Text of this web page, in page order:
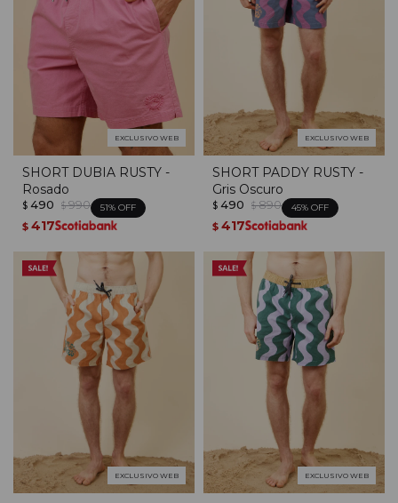
EXCLUSIVO WEB
SHORT DUBIA RUSTY -
Rosado
$ 490 $ 990 51
$ 417
EXCLUSIVO WEB
SHORT PADDY RUSTY -
Gris Oscuro
$ 490 $ 890 45
$ 417
EXCLUSIVO WEB EXCLUSIVO WEB